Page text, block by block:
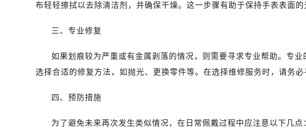
布轻轻擦拭以去除清洁剂，并确保干燥。这一步骤有助于保持手表表面的
三、专业修复
如果划痕较为严重或有金属剥落的情况，则需要寻求专业帮助。专
选择合适的修复方法，如抛光、更换零件等。在选择维修服务时，请务
四、预防措施
为了避免未来再次发生类似情况，在日常佩戴过程中应注意以下几点